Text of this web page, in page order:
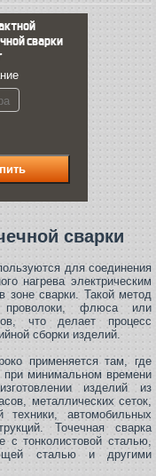
сварки
сварки
для соединения
нагрева электрическим
зоне сварки. Такой метод
проволоки, флюса или
что делает процесс
сборки изделий.
применяется там, где
при минимальном времени
изделий из
металлических сеток,
техники, автомобильных
Точечная сварка
с тонколистовой сталью,
сталью и другими